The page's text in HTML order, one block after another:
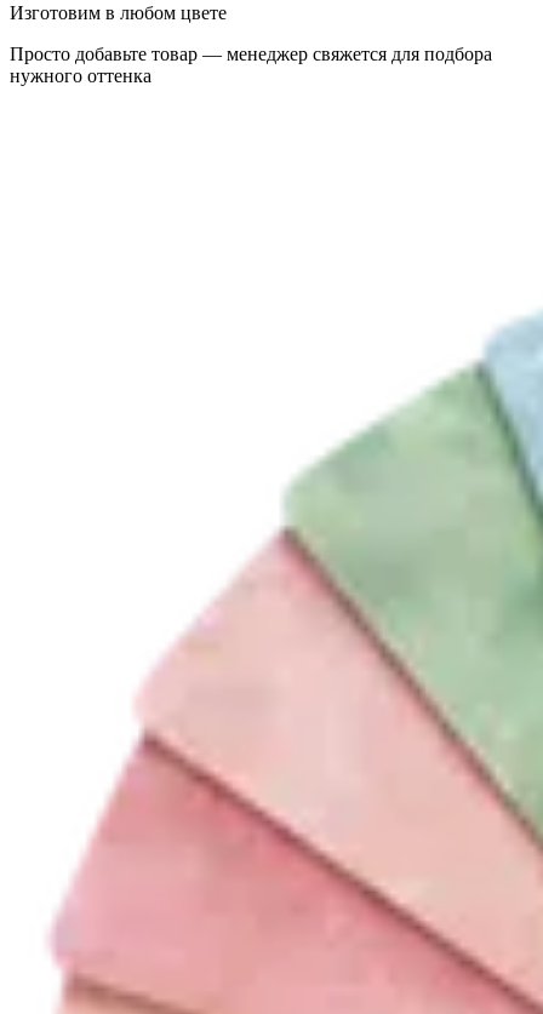
Изготовим в любом цвете
Просто добавьте товар — менеджер свяжется для подбора
нужного оттенка